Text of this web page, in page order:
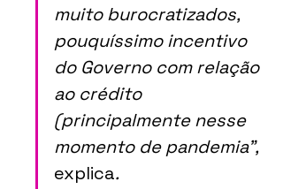
muito burocratizados,
pouquíssimo incentivo
do Governo com relação
ao crédito
(principalmente nesse
momento de pandemia”,
explica.